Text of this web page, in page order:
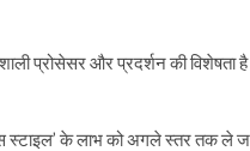
प्रोसेसर और प्रदर्शन की विशेषता
स्टाइल’ के लाभ को अगले स्तर तक ले